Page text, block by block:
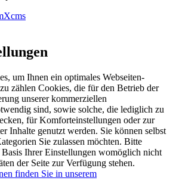
um Ihnen ein optimales Webseiten-
zählen Cookies, die für den Betrieb der
unserer kommerziellen
sind, sowie solche, die lediglich zu
für Komforteinstellungen oder zur
Inhalte genutzt werden. Sie können selbst
Sie zulassen möchten. Bitte
Basis Ihrer Einstellungen womöglich nicht
der Seite zur Verfügung stehen.
finden Sie in unserem